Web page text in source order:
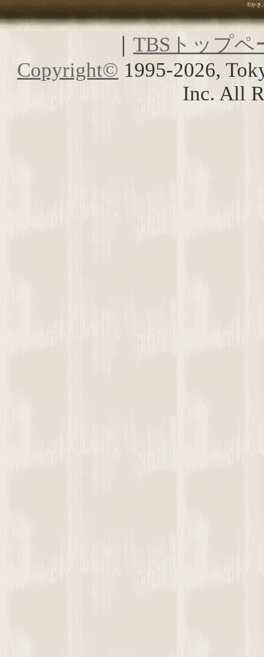
©かき
TBSトップペ
Copyright© 1995-2026,
Inc. All